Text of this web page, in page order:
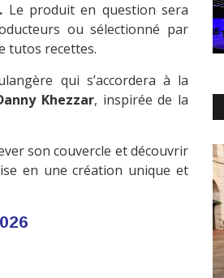
Le produit en question sera
ou sélectionné par
tutos recettes.
qui s’accordera à la
Khezzar, inspirée de la
son couvercle et découvrir
en une création unique et